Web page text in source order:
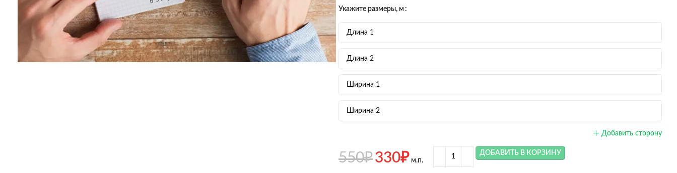
Укажите размеры, м
Добавить сторону
550₽330₽ м.п.
ДОБАВИТЬ В КОРЗИНУ